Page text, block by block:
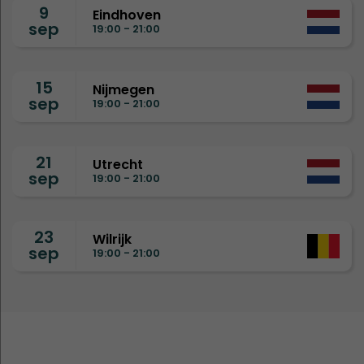
9
sep
Eindhoven
19:00 - 21:00
15
sep
Nijmegen
19:00 - 21:00
21
sep
Utrecht
19:00 - 21:00
23
sep
Wilrijk
19:00 - 21:00